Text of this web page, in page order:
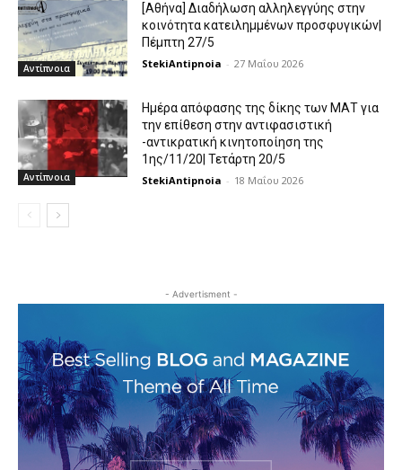
Αντίπνοια
[Αθήνα] Διαδήλωση αλληλεγγύης στην
κοινότητα κατειλημμένων προσφυγικών|
Πέμπτη 27/5
StekiAntipnoia - 27 Μαΐου 2026
Αντίπνοια
Ημέρα απόφασης της δίκης των ΜΑΤ για
την επίθεση στην αντιφασιστική
-αντικρατική κινητοποίηση της
1ης/11/20| Τετάρτη 20/5
StekiAntipnoia - 18 Μαΐου 2026
- Advertisment -